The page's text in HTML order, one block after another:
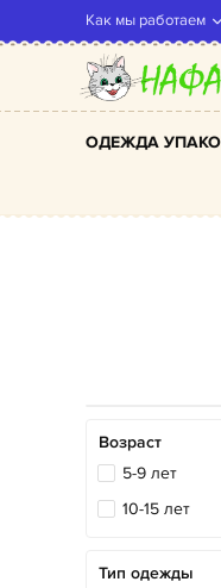
ОДЕЖДА
Как мы работаем
Возраст
5-9 лет
10-15 лет
Тип одежды